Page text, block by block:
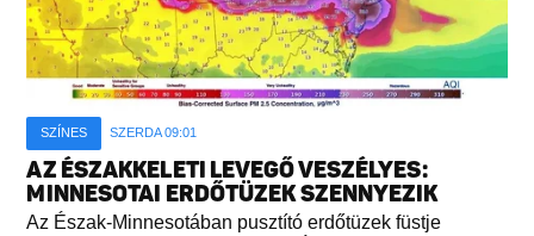
SZÍNES SZERDA 09:01
AZ ÉSZAKKELETI LEVEGŐ VESZÉLYES:
MINNESOTAI ERDŐTÜZEK SZENNYEZIK
Az Észak-Minnesotában pusztító erdőtüzek füstje